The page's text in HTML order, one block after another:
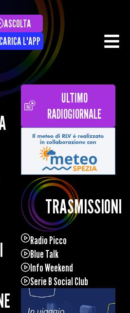
ASCOLTA
L'APP
ULTIMO
RADIOGIORNALE
TRASMISSIONI
Radio Picco
Blue Talk
Info Weekend
Serie B Social Club